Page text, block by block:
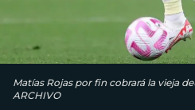
Matías Rojas por fin cobrará la vieja
ARCHIVO